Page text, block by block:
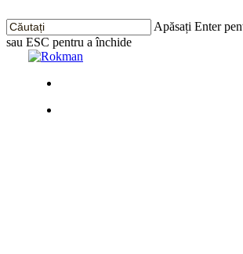
la
conținutul
principal
Apăsați Enter
sau ESC pentru a închide
Închide
Meniu